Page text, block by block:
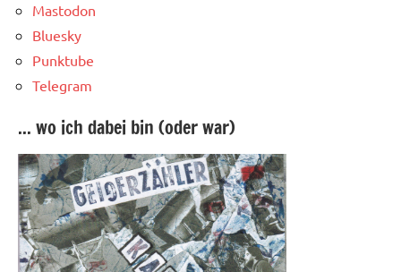
Mastodon
Bluesky
Punktube
Telegram
... wo ich dabei bin (oder war)